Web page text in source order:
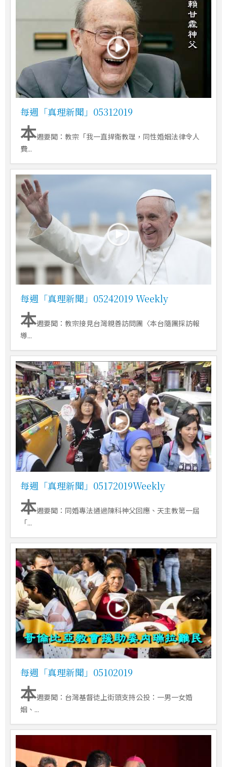
每週「真理新聞」05312019
本週要聞：教宗「我一直捍衛教理，同性婚姻法律令人
費...
每週「真理新聞」05242019 Weekly
本週要聞：教宗接見台灣親善訪問團〈本台隨團採訪報
導...
每週「真理新聞」05172019Weekly
本週要聞：同婚專法通過陳科神父回應、天主教第一屆
「...
每週「真理新聞」05102019
本週要聞：台灣基督徒上街頭支持公投：一男一女婚
姻、...